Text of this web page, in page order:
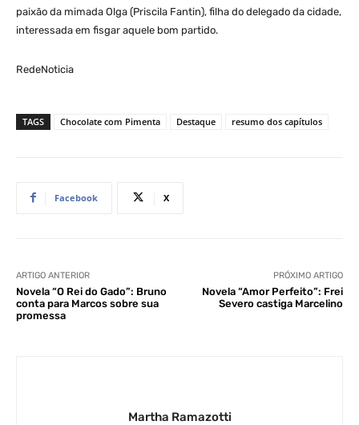
paixão da mimada Olga (Priscila Fantin), filha do delegado da cidade,
interessada em fisgar aquele bom partido.
RedeNoticia
TAGS Chocolate com Pimenta Destaque resumo dos capítulos
Facebook X
ARTIGO ANTERIOR
Novela “O Rei do Gado”: Bruno
conta para Marcos sobre sua
promessa
PRÓXIMO ARTIGO
Novela “Amor Perfeito”: Frei
Severo castiga Marcelino
Martha Ramazotti